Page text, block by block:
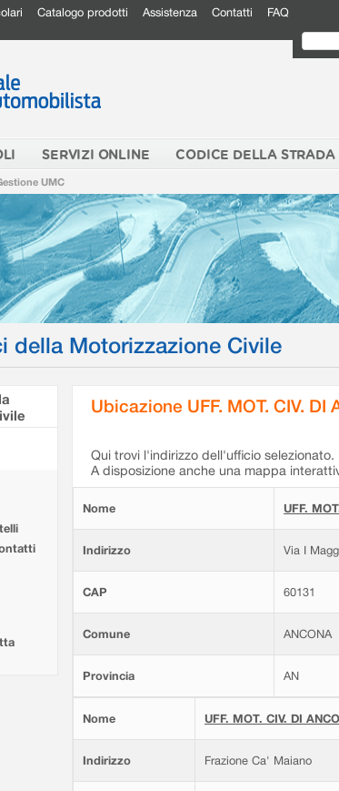
Catalogo prodotti Assistenza Contatti FAQ
SERVIZI ONLINE CODICE DELLA STRADA
UMC
della Motorizzazione Civile
Ubicazione UFF. MOT. CIV. DI
Qui trovi l'indirizzo dell'ufficio selezionato.
A disposizione anche una mappa
Nome UFF.
Indirizzo Via I
CAP 60131
Comune ANCONA
Provincia AN
Nome UFF. MOT. CIV. DI
Indirizzo Frazione Ca' Maiano